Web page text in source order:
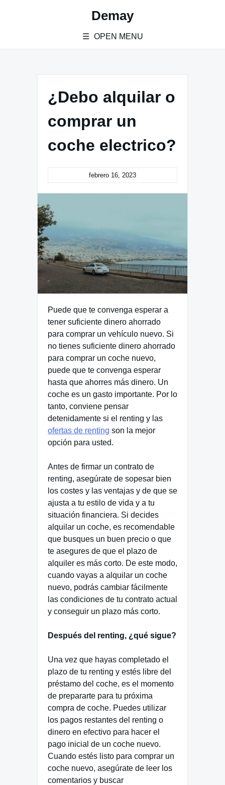
Demay
OPEN MENU
¿Debo alquilar o
comprar un
coche electrico?
febrero 16, 2023
Puede que te convenga esperar a
tener suficiente dinero ahorrado
para comprar un vehículo nuevo. Si
no tienes suficiente dinero ahorrado
para comprar un coche nuevo,
puede que te convenga esperar
hasta que ahorres más dinero. Un
coche es un gasto importante. Por lo
tanto, conviene pensar
detenidamente si el renting y las
ofertas de renting son la mejor
opción para usted.
Antes de firmar un contrato de
renting, asegúrate de sopesar bien
los costes y las ventajas y de que se
ajusta a tu estilo de vida y a tu
situación financiera. Si decides
alquilar un coche, es recomendable
que busques un buen precio o que
te asegures de que el plazo de
alquiler es más corto. De este modo,
cuando vayas a alquilar un coche
nuevo, podrás cambiar fácilmente
las condiciones de tu contrato actual
y conseguir un plazo más corto.
Después del renting, ¿qué sigue?
Una vez que hayas completado el
plazo de tu renting y estés libre del
préstamo del coche, es el momento
de prepararte para tu próxima
compra de coche. Puedes utilizar
los pagos restantes del renting o
dinero en efectivo para hacer el
pago inicial de un coche nuevo.
Cuando estés listo para comprar un
coche nuevo, asegúrate de leer los
comentarios y buscar